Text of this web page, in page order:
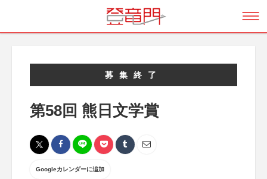
募集終了
第58回 熊日文学賞
Googleカレンダーに追加